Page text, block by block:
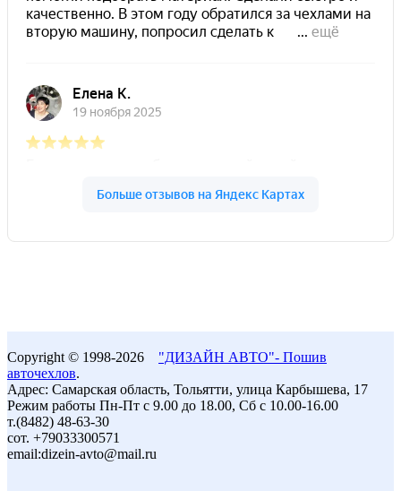
Copyright © 1998-2026 "ДИЗАЙН АВТО"- Пошив
авточехлов.
Адрес: Самарская область, Тольятти, улица Карбышева, 17
Режим работы Пн-Пт с 9.00 до 18.00, Сб с 10.00-16.00
т.(8482) 48-63-30
сот. +79033300571
email:dizein-avto@mail.ru